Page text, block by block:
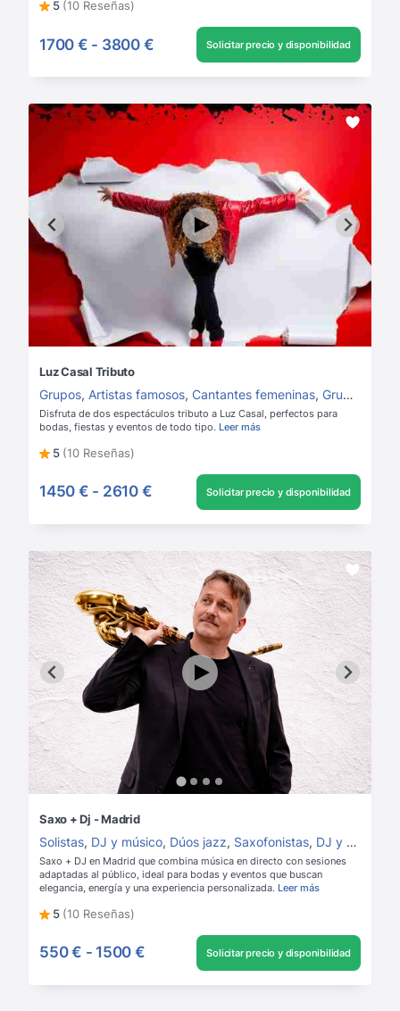
5 (10 Reseñas)
1700 € - 3800 € Solicitar precio y disponibilidad
Luz Casal Tributo
Grupos, Artistas famosos, Cantantes femeninas, Grupos de Rock
Disfruta de dos espectáculos tributo a Luz Casal, perfectos para
bodas, fiestas y eventos de todo tipo. Leer más
5 (10 Reseñas)
1450 € - 2610 € Solicitar precio y disponibilidad
Saxo + Dj - Madrid
Solistas, DJ y músico, Dúos jazz, Saxofonistas, DJ y saxofón
Saxo + DJ en Madrid que combina música en directo con sesiones
adaptadas al público, ideal para bodas y eventos que buscan
elegancia, energía y una experiencia personalizada. Leer más
5 (10 Reseñas)
550 € - 1500 € Solicitar precio y disponibilidad